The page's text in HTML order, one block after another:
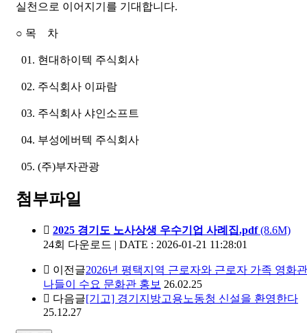
실천으로 이어지기를 기대합니다.
○ 목 차
01. 현대하이텍 주식회사
02. 주식회사 이파람
03. 주식회사 샤인소프트
04. 부성에버텍 주식회사
05. (주)부자관광
첨부파일
2025 경기도 노사상생 우수기업 사례집.pdf(8.6M)
24회 다운로드 | DATE : 2026-01-21 11:28:01
이전글2026년 평택지역 근로자와 근로자 가족 영화관
나들이 수요 문화관 홍보 26.02.25
다음글[기고] 경기지방고용노동청 신설을 환영한다
25.12.27